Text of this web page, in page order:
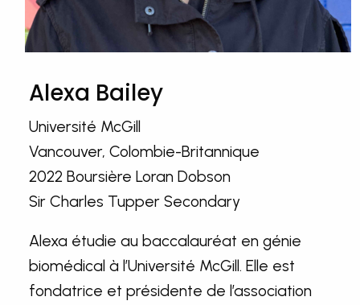
Alexa Bailey
Université McGill
Vancouver, Colombie-Britannique
2022 Boursière Loran Dobson
Sir Charles Tupper Secondary
Alexa étudie au baccalauréat en génie
biomédical à l’Université McGill. Elle est
fondatrice et présidente de l’association